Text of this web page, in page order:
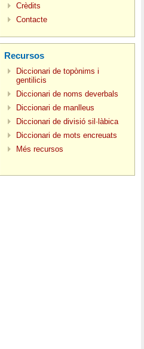
Crèdits
Contacte
Recursos
Diccionari de topònims i
gentilicis
Diccionari de noms deverbals
Diccionari de manlleus
Diccionari de divisió sil·làbica
Diccionari de mots encreuats
Més recursos